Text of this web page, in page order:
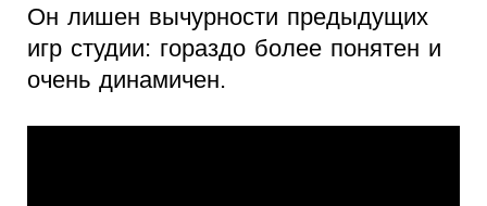
Он лишен вычурности предыдущих
игр студии: гораздо более понятен и
очень динамичен.